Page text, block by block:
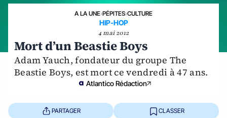
A LA UNE›PÉPITES›CULTURE
HIP-HOP
4 mai 2012
Mort d’un Beastie Boys
Adam Yauch, fondateur du groupe The
Beastie Boys, est mort ce vendredi à 47 ans.
Atlantico Rédaction
PARTAGER CLASSER